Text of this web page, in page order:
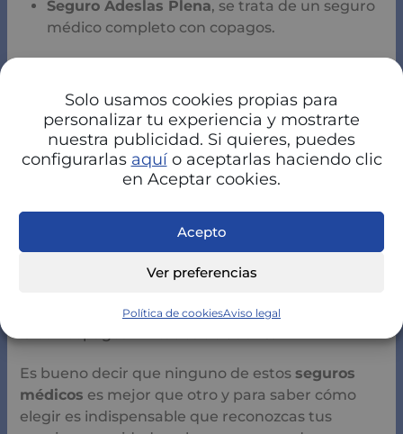
Solo usamos cookies propias para
personalizar tu experiencia y mostrarte
nuestra publicidad. Si quieres, puedes
configurarlas aquío aceptarlas haciendo clic
en Aceptar cookies.
Acepto
Ver preferencias
Política de cookiesAviso legal
Seguro Adeslas Plena, se trata de un seguro
médico completo con copagos.
Seguro Adeslas Plus, es un seguro médico
sin copagos.
Considerando el caso anterior, pagarías
una prima de 69 €.
Seguros Adeslas Vital, es un seguro con
copagos limitados.
En este caso pagarías una prima de 49
Es bueno decir que ninguno de estos seguros
médicos es mejor que otro y para saber cómo
elegir es indispensable que reconozcas tus